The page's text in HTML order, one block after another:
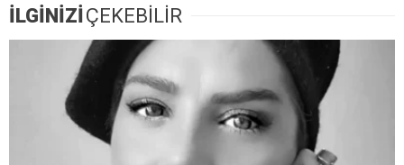
İLGİNİZİ ÇEKEBİLİR